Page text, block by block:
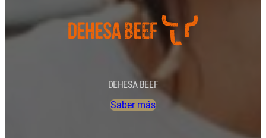
DEHESA BEEF
Saber más